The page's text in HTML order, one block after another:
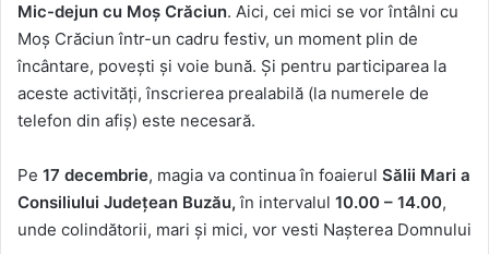
Mic-dejun cu Moș Crăciun. Aici, cei mici se vor întâlni cu
Moș Crăciun într-un cadru festiv, un moment plin de
încântare, povești și voie bună. Și pentru participarea la
aceste activități, înscrierea prealabilă (la numerele de
telefon din afiș) este necesară.
Pe 17 decembrie, magia va continua în foaierul Sălii Mari a
Consiliului Județean Buzău, în intervalul 10.00 – 14.00,
unde colindătorii, mari și mici, vor vesti Nașterea Domnului